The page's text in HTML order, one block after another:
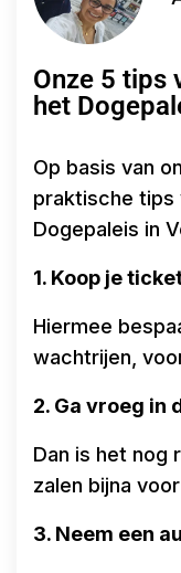
Onze 5 tips
het
Op basis van
praktische tips
Dogepaleis in
1. Koop je
Hiermee
wachtrijen,
2. Ga vroeg in
Dan is het nog
zalen bijna
3. Neem een